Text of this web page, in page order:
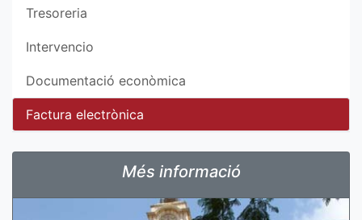
Tresoreria
Intervencio
Documentació econòmica
Factura electrònica
Més informació